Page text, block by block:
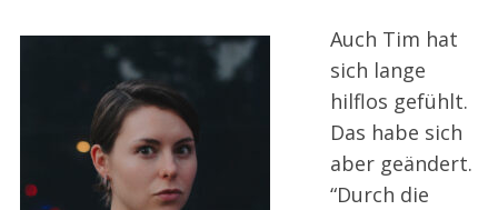
Auch Tim hat
sich lange
hilflos gefühlt.
Das habe sich
aber geändert.
“Durch die